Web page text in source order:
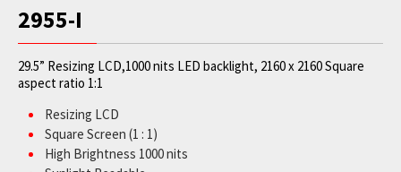
2955-I
29.5” Resizing LCD,1000 nits LED backlight, 2160 x 2160 Square
aspect ratio 1:1
Resizing LCD
Square Screen (1 : 1)
High Brightness 1000 nits